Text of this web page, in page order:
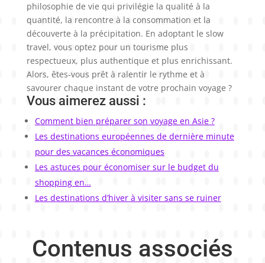
philosophie de vie qui privilégie la qualité à la
quantité, la rencontre à la consommation et la
découverte à la précipitation. En adoptant le slow
travel, vous optez pour un tourisme plus
respectueux, plus authentique et plus enrichissant.
Alors, êtes-vous prêt à ralentir le rythme et à
savourer chaque instant de votre prochain voyage ?
Vous aimerez aussi :
Comment bien préparer son voyage en Asie ?
Les destinations européennes de dernière minute
pour des vacances économiques
Les astuces pour économiser sur le budget du
shopping en…
Les destinations d’hiver à visiter sans se ruiner
Contenus associés